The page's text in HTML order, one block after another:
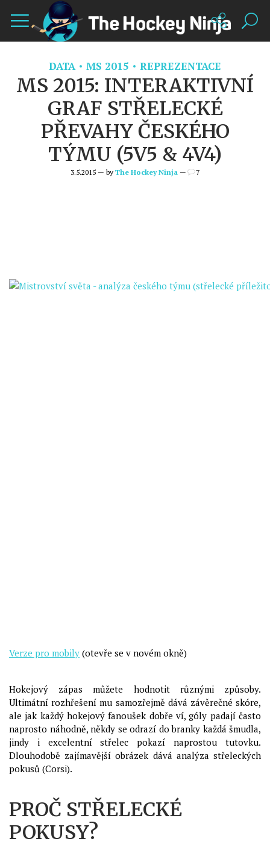
DATA MS 2015 REPREZENTACE
MS 2015: INTERAKTIVNÍ
GRAF STŘELECKÉ
PŘEVAHY ČESKÉHO
TÝMU (5V5 & 4V4)
3.5.2015 — by The Hockey Ninja— 7
Verze pro mobily (otevře se v novém okně)
Hokejový zápas můžete hodnotit různými způsoby.
Ultimátní rozhřešení mu samozřejmě dává závěrečné skóre,
ale jak každý hokejový fanoušek dobře ví, góly padají často
naprosto náhodně, někdy se odrazí do branky každá šmudla,
jindy i excelentní střelec pokazí naprostou tutovku.
Dlouhodobě zajímavější obrázek dává analýza střeleckých
pokusů (Corsi).
PROČ STŘELECKÉ
POKUSY?